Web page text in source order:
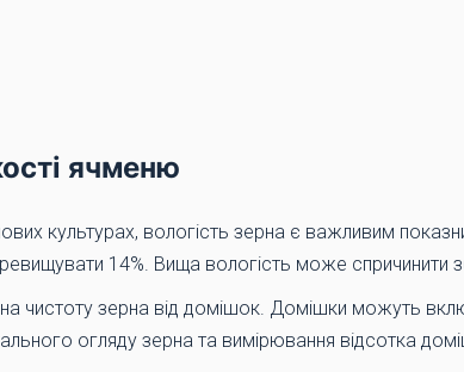
ячменю
культурах, вологість зерна є важливим
14%. Вища вологість може спричинити
чистоту зерна від домішок. Домішки можуть
огляду зерна та вимірювання відсотка